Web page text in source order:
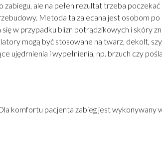
zabiegu, ale na pełen rezultat trzeba
Metoda ta zalecana jest osobom
się w przypadku blizn potrądzikowych i skóry
mogą być stosowane na twarz, dekolt,
ujędrnienia i wypełnienia, np. brzuch czy
komfortu pacjenta zabieg jest wykonywany